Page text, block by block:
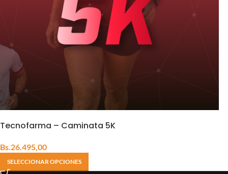
Tecnofarma – Caminata 5K
Bs.26.495,00
SELECCIONAR OPCIONES